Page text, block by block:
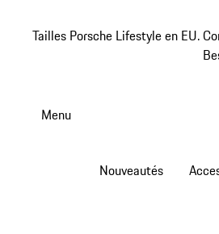
Tailles Porsche Lifestyle en EU.
Menu
Nouveautés